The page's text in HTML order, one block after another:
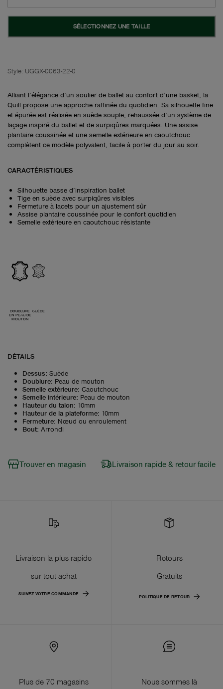
SÉLECTIONNEZ UNE TAILLE
Style: UGGX-0063-22-0
Alliant l’élégance d’un soulier de ballet au confort d’une basket, la
Quill propose une approche raffinée du quotidien. Sa silhouette fine
et épurée est réalisée en suède souple, rehaussée d’un système de
laçage inspiré du ballet et de surpiqûres marquées. Une assise
plantaire coussinée et une semelle extérieure en caoutchouc
complètent ce modèle polyvalent, facile à porter du jour au soir.
CARACTÉRISTIQUES
Silhouette basse d’inspiration ballet
Tige en suède avec surpiqûres visibles
Fermeture à lacets pour un ajustement sûr
Assise plantaire coussinée pour le confort quotidien
Semelle extérieure en caoutchouc résistante
DOUBLURE
EN PEAU DE
MOUTON
SUÈDE
DÉTAILS
Dessus: Suède
Doublure: Peau de mouton
Semelle extérieure: Caoutchouc
Semelle intérieure: Peau de mouton
Hauteur du talon: 10mm
Hauteur de la plateforme: 10mm
Fermeture: Nœud ou enroulement
Bout: Arrondi
Trouver en magasin Livraison rapide & retour facile
Livraison la plus rapide
sur tout achat
SUIVEZ VOTRE COMMANDE
Retours
Gratuits
POLITIQUE DE RETOUR
Plus de 70 magasins
Nous sommes là